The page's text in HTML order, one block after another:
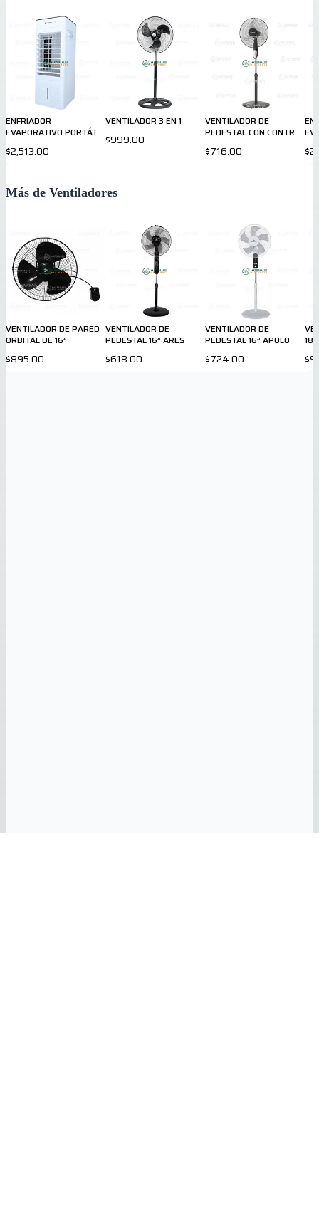
ENFRIADOR
EVAPORATIVO PORTÁTIL
F670P-HR
$2,513.00
VENTILADOR 3 EN 1
$999.00
VENTILADOR DE
PEDESTAL CON CONTROL
$716.00
Más de Ventiladores
VENTILADOR DE PARED
ORBITAL DE 16”
$895.00
VENTILADOR DE
PEDESTAL 16” ARES
$618.00
VENTILADOR DE
PEDESTAL 16” APOLO
$724.00